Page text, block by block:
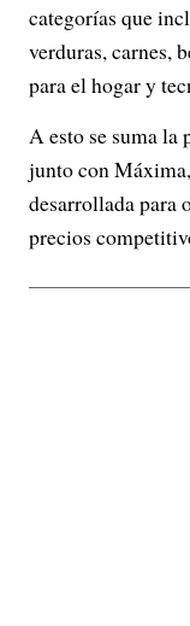
categorías que
verduras, carnes,
para el hogar y
A esto se suma la
junto con
desarrollada para
precios